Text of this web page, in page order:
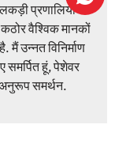
प्रणालियों में
वैश्विक मानकों
उन्नत विनिर्माण
समर्पित हूं, पेशेवर
समर्थन.